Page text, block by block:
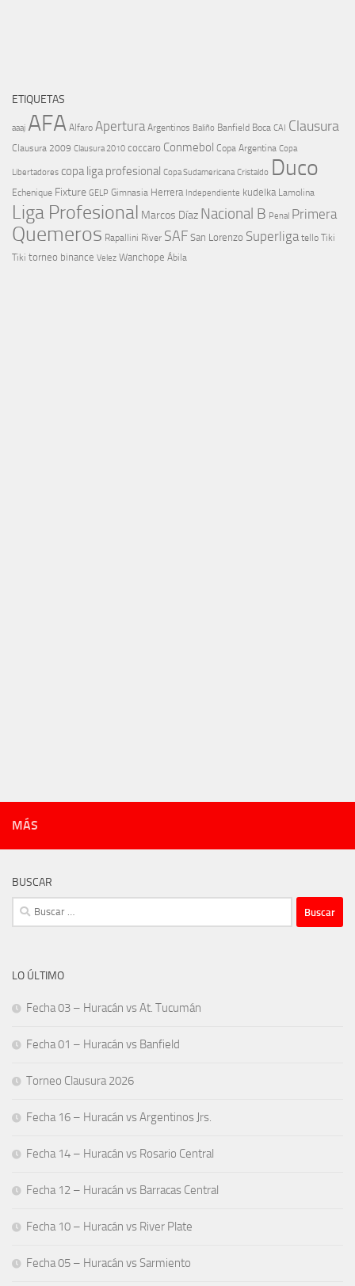
ETIQUETAS
aaaj AFA Alfaro Apertura Argentinos Baliño Banfield Boca CAI Clausura
Clausura 2009 Clausura 2010 coccaro Conmebol Copa Argentina Copa
Libertadores copa liga profesional Copa Sudamericana Cristaldo Duco
Echenique Fixture GELP Gimnasia Herrera Independiente kudelka Lamolina
Liga Profesional Marcos Díaz Nacional B Penal Primera
Quemeros Rapallini River SAF San Lorenzo Superliga tello Tiki
Tiki torneo binance Velez Wanchope Ábila
MÁS
BUSCAR
Buscar:
LO ÚLTIMO
Fecha 03 – Huracán vs At. Tucumán
Fecha 01 – Huracán vs Banfield
Torneo Clausura 2026
Fecha 16 – Huracán vs Argentinos Jrs.
Fecha 14 – Huracán vs Rosario Central
Fecha 12 – Huracán vs Barracas Central
Fecha 10 – Huracán vs River Plate
Fecha 05 – Huracán vs Sarmiento